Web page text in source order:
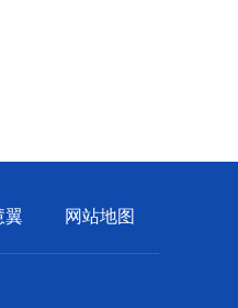
翼 网站地图